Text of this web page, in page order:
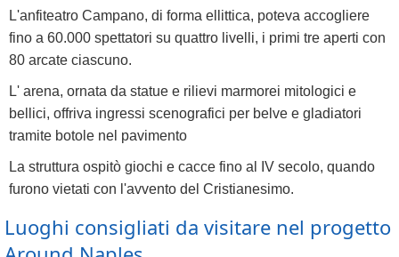
L'anfiteatro Campano, di forma ellittica, poteva accogliere
fino a 60.000 spettatori su quattro livelli, i primi tre aperti con
80 arcate ciascuno.
L' arena, ornata da statue e rilievi marmorei mitologici e
bellici, offriva ingressi scenografici per belve e gladiatori
tramite botole nel pavimento
La struttura ospitò giochi e cacce fino al IV secolo, quando
furono vietati con l'avvento del Cristianesimo.
Luoghi consigliati da visitare nel progetto